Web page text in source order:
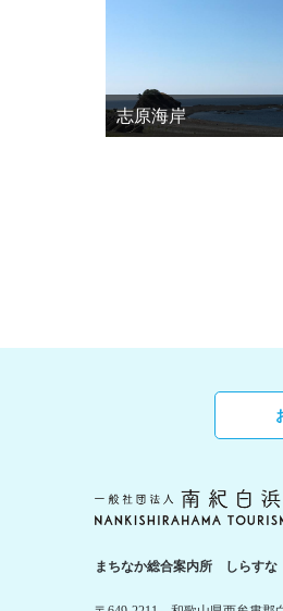
志原海岸
まちなか総合案内所 しらすな